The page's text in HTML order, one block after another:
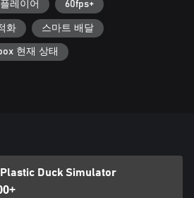
레이어 60fps+
화 스마트 배달
현재 상태
Duck Simulator